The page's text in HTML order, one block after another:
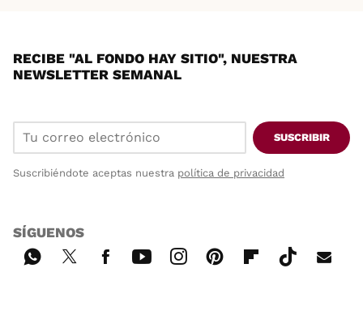
RECIBE "AL FONDO HAY SITIO", NUESTRA
NEWSLETTER SEMANAL
SUSCRIBIR
Suscribiéndote aceptas nuestra política de privacidad
SÍGUENOS